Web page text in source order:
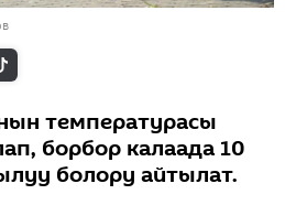
температурасы
борбор калаада 10
болору айтылат.